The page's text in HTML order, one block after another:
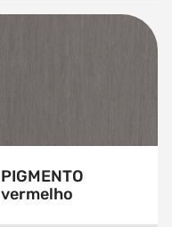
PIGMENTO
vermelho